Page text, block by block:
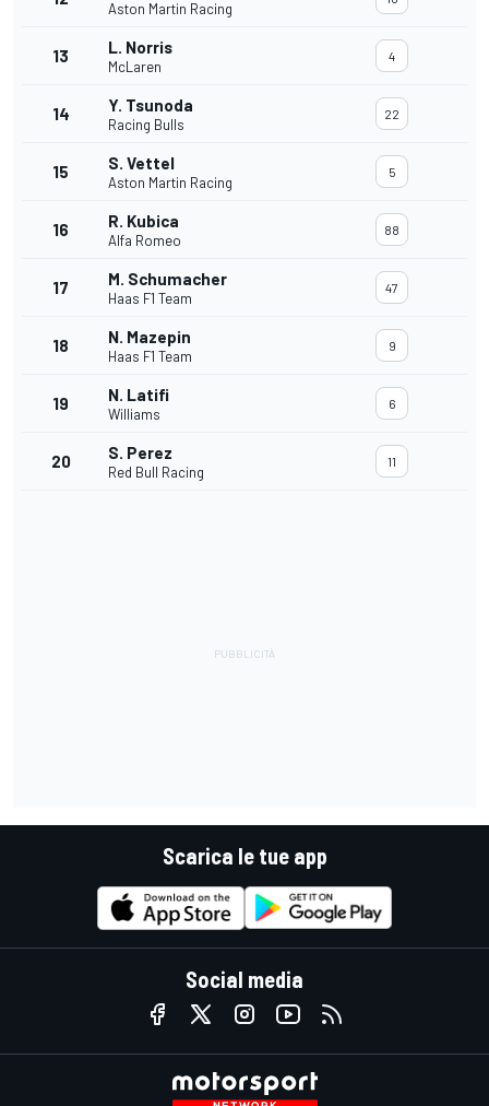
Aston Martin Racing
13 L. Norris
McLaren
4
14 Y. Tsunoda
Racing Bulls
22
15 S. Vettel
Aston Martin Racing
5
16 R. Kubica
Alfa Romeo
88
17 M. Schumacher
Haas F1 Team
47
18 N. Mazepin
Haas F1 Team
9
19 N. Latifi
Williams
6
20 S. Perez
Red Bull Racing
11
Scarica le tue app
Social media